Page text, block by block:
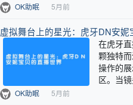
OK助眠 5月前
虚拟舞台上的星光：虎牙DN安妮
在虎牙
颗独特
操作的
区。当
候与灵
OK助眠 5月前